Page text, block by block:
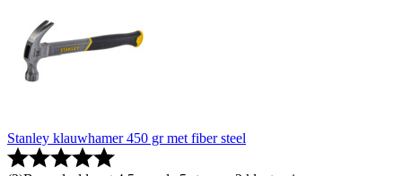
Stanley klauwhamer 450 gr met fiber steel